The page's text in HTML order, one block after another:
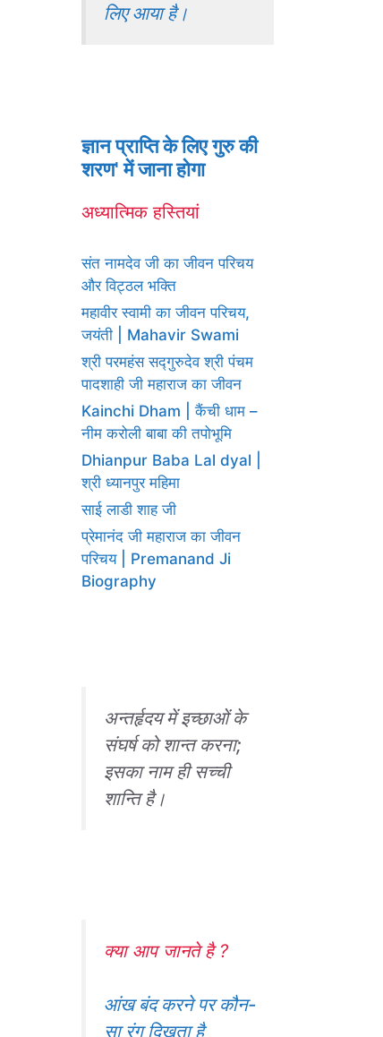
लिए आया है।
ज्ञान प्राप्ति के लिए गुरु की
शरण' में जाना होगा
अध्यात्मिक हस्तियां
संत नामदेव जी का जीवन परिचय
और विट्ठल भक्ति
महावीर स्वामी का जीवन परिचय,
जयंती | Mahavir Swami
श्री परमहंस सद्गुरुदेव श्री पंचम
पादशाही जी महाराज का जीवन
Kainchi Dham | कैंची धाम –
नीम करोली बाबा की तपोभूमि
Dhianpur Baba Lal dyal |
श्री ध्यानपुर महिमा
साई लाडी शाह जी
प्रेमानंद जी महाराज का जीवन
परिचय | Premanand Ji
Biography
अन्तर्हृदय में इच्छाओं के
संघर्ष को शान्त करना;
इसका नाम ही सच्ची
शान्ति है।
क्या आप जानते है ?
आंख बंद करने पर कौन-
सा रंग दिखता है